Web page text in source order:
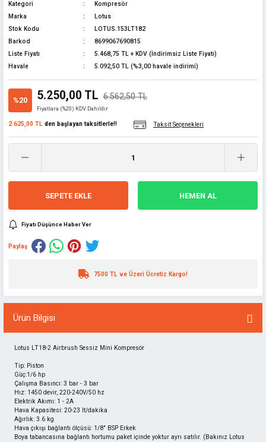
Kategori
Kompresör
Marka
Lotus
Stok Kodu
LOTUS.153LT182
Barkod
8699067690815
Liste Fiyatı
5.468,75 TL + KDV (İndirimsiz Liste Fiyatı)
Havale
5.092,50 TL (%3,00 havale indirimi)
%20 5.250,00 TL 6.562,50 TL
Fiyatlara (%20) KDV Dahildir
2.625,00 TL den başlayan taksitlerle!! Taksit Seçenekleri
SEPETE EKLE HEMEN AL
Fiyatı Düşünce Haber Ver
Paylaş
7500 TL ve Üzeri Ücretiz Kargo!
Ürün Bilgisi
Lotus LT18-2 Airbrush Sessiz Mini Kompresör
Tip: Piston
Güç:1/6 hp
Çalışma Basıncı: 3 bar - 3 bar
Hız: 1450 devir, 220-240V/50 hz
Elektrik Akımı: 1 - 2A
Hava Kapasitesi: 20-23 lt/dakika
Ağırlık: 3.6 kg
Hava çıkışı bağlantı ölçüsü: 1/8" BSP Erkek
Boya tabancasına bağlantı hortumu paket içinde yoktur ayrı satılır. (Bakınız Lotus